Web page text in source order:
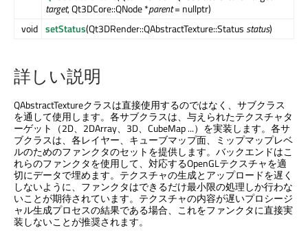
target, Qt3DCore::QNode *parent= nullptr)
void setStatus(Qt3DRender::QAbstractTexture::Statusstatus)
詳しい説明
QAbstractTextureクラスは直接使用するのではなく、サブクラス
を通して使用します。各サブクラスは、与えられたテクスチャタ
ーゲット（2D、2DArray、3D、CubeMap ...）を実装します。各サ
ブクラスは、各レイヤー、キューブマップ面、ミップマップレベ
ルのためのファンクタのセットを提供します。バックエンドはこ
れらのファンクタを使用して、対応するOpenGLテクスチャを適
切にデータで埋めます。テクスチャの生成とアップロードを遅く
しないように、ファンクタはできるだけ最小限の処理しか行わな
いことが期待されています。テクスチャの内容が遅いプロシージ
ャル生成プロセスの結果である場合、これをファンクタに直接実
装しないことが推奨されます。